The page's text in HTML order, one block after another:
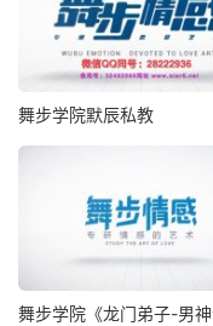
舞步学院默辰私教
舞步学院《龙门弟子-男